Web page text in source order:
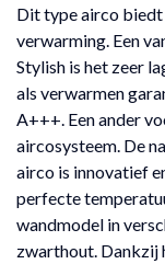
Dit type airco biedt
verwarming. Een
Stylish is het zeer
als verwarmen
A+++. Een ander
aircosysteem. De
airco is innovatief
perfecte
wandmodel in
zwarthout. Dankzij